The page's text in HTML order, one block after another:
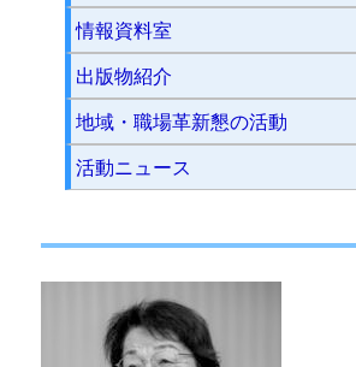
情報資料室
出版物紹介
地域・職場革新懇の活動
活動ニュース